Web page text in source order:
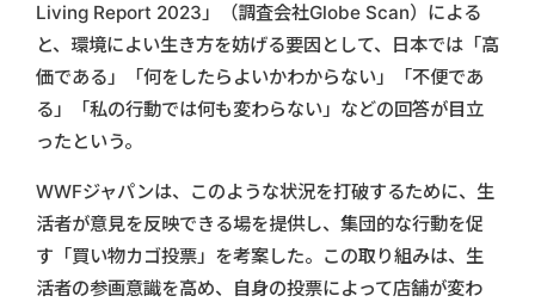
Living Report 2023」（調査会社Globe Scan）による
と、環境によい生き方を妨げる要因として、日本では「高
価である」「何をしたらよいかわからない」「不便であ
る」「私の行動では何も変わらない」などの回答が目立
ったという。
WWFジャパンは、このような状況を打破するために、生
活者が意見を反映できる場を提供し、集団的な行動を促
す「買い物カゴ投票」を考案した。この取り組みは、生
活者の参画意識を高め、自身の投票によって店舗が変わ